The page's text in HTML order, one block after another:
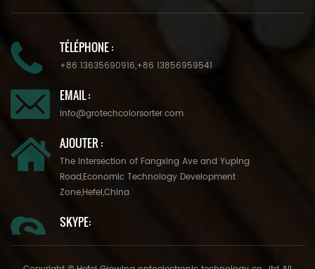
TÉLÉPHONE :
+86 13635690916,+86 13856959541
EMAIL :
info@grotechcolorsorter.com
AJOUTER :
The Intersection of Fangxing Ave and Yuping
Road,Economic Technology Development
Zone,Hefei,China
SKYPE: